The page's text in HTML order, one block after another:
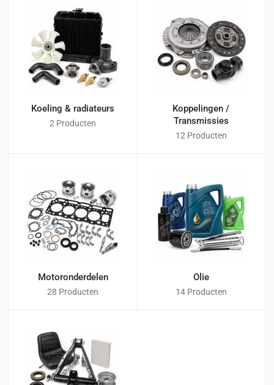
Koeling & radiateurs
2 Producten
Koppelingen /
Transmissies
12 Producten
Motoronderdelen
28 Producten
Olie
14 Producten